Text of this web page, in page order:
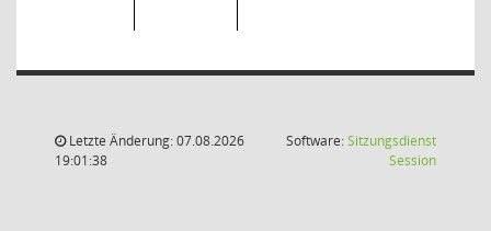
Letzte Änderung: 07.08.2026
19:01:38
Software:Sitzungsdienst
Session(Wird in